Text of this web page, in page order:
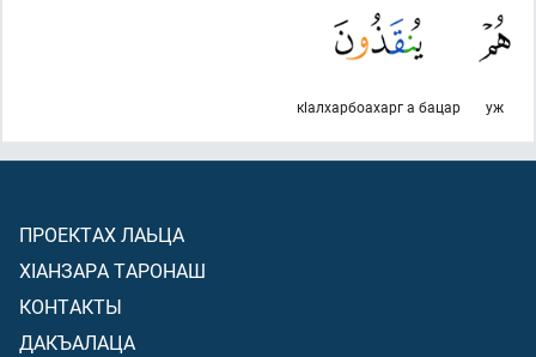
уж
кlалхарбоахарг а бацар
ПРОЕКТАХ ЛАЬЦА
ХIАНЗАРА ТАРОНАШ
КОНТАКТЫ
ДАКЪАЛАЦА